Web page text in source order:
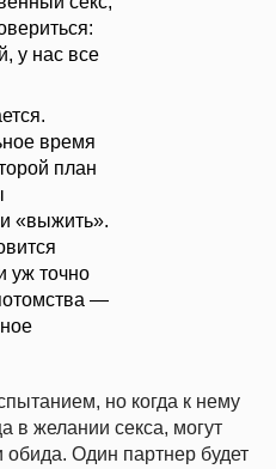
у нас все
время
план
«выжить».
уж точно
—
но когда к нему
в желании секса, могут
обида. Один партнер будет